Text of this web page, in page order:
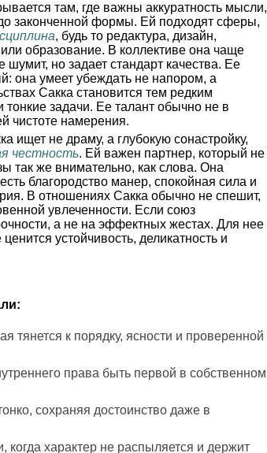
там, где важны аккуратность мысли,
законченной формы. Ей подходят сферы,
, будь то редактура, дизайн,
образование. В коллективе она чаще
но задает стандарт качества. Ее
она умеет убеждать не напором, а
Сакка становится тем редким
задачи. Ее талант обычно не в
чистоте намерения.
ищет не драму, а глубокую сонастройку,
честность. Ей важен партнер, который не
так же внимательно, как слова. Она
благородство манер, спокойная сила и
В отношениях Сакка обычно не спешит,
увлеченности. Если союз
а не на эффектных жестах. Для нее
устойчивость, деликатность и
тянется к порядку, ясности и проверенной
права быть первой в собственном
сохраняя достоинство даже в
когда характер не распыляется и держит